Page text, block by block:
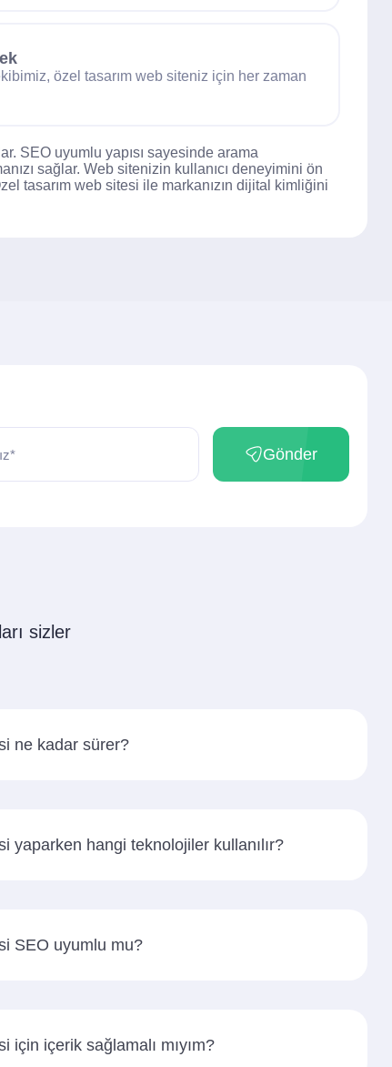
özel tasarım web siteniz için her zaman
SEO uyumlu yapısı sayesinde arama
sağlar. Web sitenizin kullanıcı deneyimini ön
tasarım web sitesi ile markanızın dijital kimliğini
Gönder
sizler
ne kadar sürer?
yaparken hangi teknolojiler kullanılır?
SEO uyumlu mu?
için içerik sağlamalı mıyım?